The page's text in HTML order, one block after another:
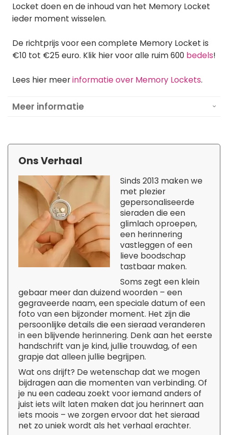
Locket doen en de inhoud van het Memory Locket
ieder moment wisselen.
De richtprijs voor een complete Memory Locket is
€10 tot €25 euro. Klik hier voor alle ruim 600 bedels!
Lees hier meerinformatie over Memory Lockets.
Meer informatie
Ons Verhaal
Sinds 2013 maken we
met plezier
gepersonaliseerde
sieraden die een
glimlach oproepen,
een herinnering
vastleggen of een
lieve boodschap
tastbaar maken.
Soms zegt een klein
gebaar meer dan duizend woorden – een
gegraveerde naam, een speciale datum of een
foto van een bijzonder moment. Het zijn die
persoonlijke details die een sieraad veranderen
in een blijvende herinnering. Denk aan het eerste
handschrift van je kind, jullie trouwdag, of een
grapje dat alleen jullie begrijpen.
Wat ons drijft? De wetenschap dat we mogen
bijdragen aan die momenten van verbinding. Of
je nu een cadeau zoekt voor iemand anders of
juist iets wilt laten maken dat jou herinnert aan
iets moois – we zorgen ervoor dat het sieraad
net zo uniek wordt als het verhaal erachter.